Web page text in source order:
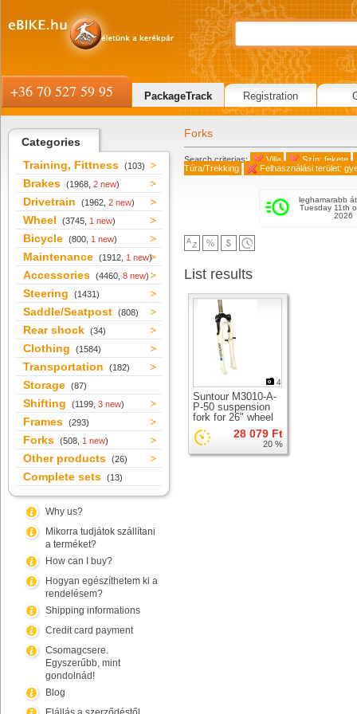
Categories
Training, Fittness (103)
Brakes (1968, 2 new)
Drivetrain (1962, 2 new)
Wheel (3745, 1 new)
Bicycle (800, 1 new)
Maintenance (1912, 1 new)
Accessories (4460, 8 new)
Steering (1431)
Saddle/Seatpost (808)
Rear shock (34)
Clothing (1584)
Transportation (182)
Storage (87)
Shifting (1199, 3 new)
Frames (293)
Forks (508, 1 new)
Other products (26)
Complete sets (13)
Why us?
Mikorra tudjátok szállítani
a terméket?
How can I buy?
Hogyan egészíthetem ki a
rendelésem?
Shipping informations
Credit card payment
Csomagcsere.
Egyszerűbb, mint
gondolnád!
Blog
Forks
Search criterias: Villa
Szín: fekete
Túra/Trekking
Felhasználási terület:
leghamarabb
Tuesday 11th
2026
List results
4
Suntour M3010-A-
P-50 suspension
fork for 26" wheel
28 079 Ft
20 %
+36 70 527 59 95 PackageTrack Registration